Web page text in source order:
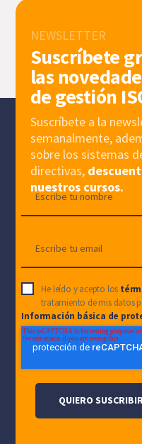
NEWSLETTER
Suscríbete
las
de gestión
Suscríbete a la
semanalmente,
sobre los sistemas
directivas,
nuestros cursos.
He leído y acepto los
tratamiento de mis datos
Información básica de